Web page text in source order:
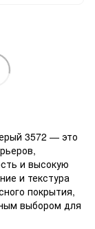
3572 — это
и высокую
и текстура
покрытия,
выбором для